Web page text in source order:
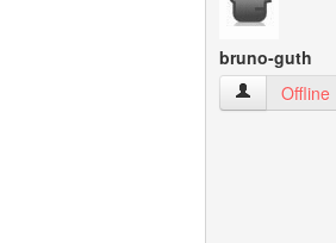
bruno-guth
bruno-guth
Offline